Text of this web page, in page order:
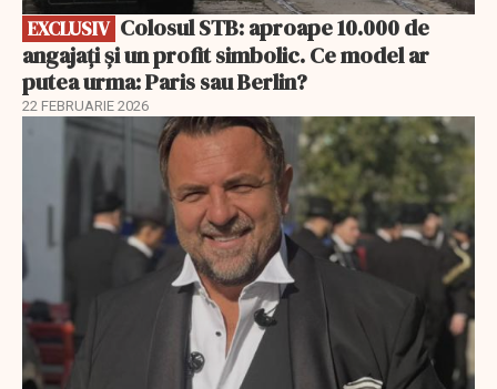
EXCLUSIV
angajați și un profit simbolic. Ce model ar
putea urma: Paris sau Berlin?
22 FEBRUARIE 2026
EXCLUSIV